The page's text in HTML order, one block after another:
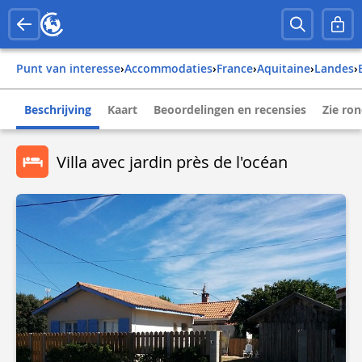
Punt van interesse› Accommodaties› france› aquitaine› landes›
Beschrijving Kaart Beoordelingen en recensies Zie
Villa avec jardin près de l'océan